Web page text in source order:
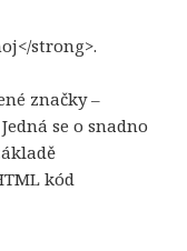
strong>.
značky –
Jedná se o snadno
kód